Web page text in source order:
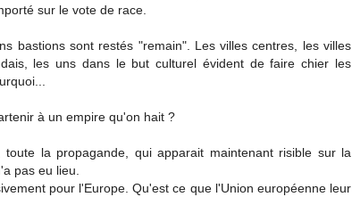
sur le vote de race.
bastions sont restés "remain". Les villes centres, les villes
les uns dans le but culturel évident de faire chier les
à un empire qu'on hait ?
la propagande, qui apparait maintenant risible sur la
pas eu lieu.
pour l'Europe. Qu'est ce que l'Union européenne leur